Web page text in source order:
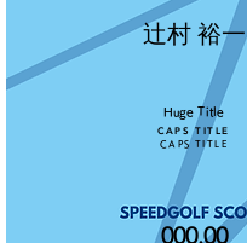
辻村 裕一
Huge Title
CAPS TITLE
CAPS TITLE
000.00